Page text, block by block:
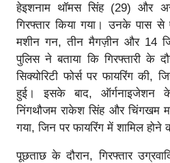
हेइशनाम थॉमस सिंह (29) और
गिरफ्तार किया गया। उनके पास
मशीन गन, तीन मैगज़ीन और 14
पुलिस ने बताया कि गिरफ्तारी के
सिक्योरिटी फोर्स पर फायरिंग की,
हुई। इसके बाद, ऑर्गनाइजेशन
निंगथौजम राकेश सिंह और चिंगखम
गया, जिन पर फायरिंग में शामिल होने
पूछताछ के दौरान, गिरफ्तार